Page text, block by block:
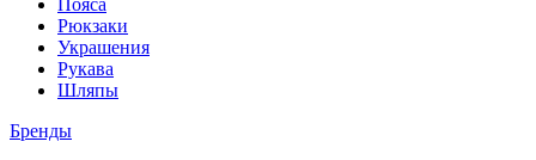
Пояса
Рюкзаки
Украшения
Рукава
Шляпы
Бренды